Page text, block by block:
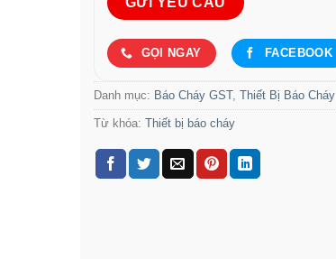
GỌI NGAY FACEBOOK
Danh mục: Báo Cháy GST,Thiết Bị Báo Cháy
Từ khóa:Thiết bị báo cháy